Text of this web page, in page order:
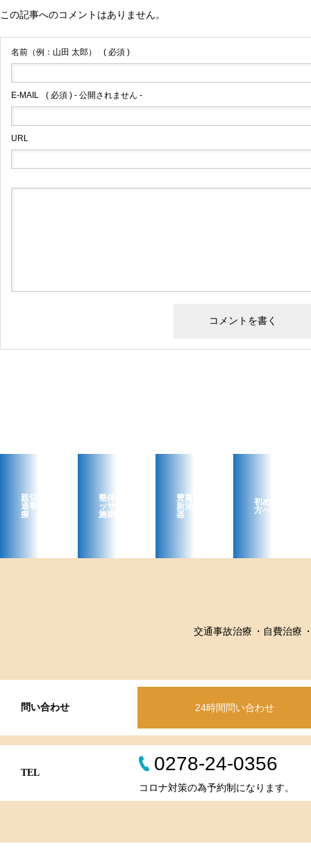
この記事へのコメントはありません。
名前（例：山田 太郎） ( 必須 )
E-MAIL ( 必須 ) - 公開されません -
URL
親切な交
通事故治
療
整体・マ
ッサージ
施術
豊富な最
新治療機
器
初めての
方へ
交通事故治療 自費治療
問い合わせ 24時間問い合わせ
TEL 0278-24-0356
コロナ対策の為予約制になります。